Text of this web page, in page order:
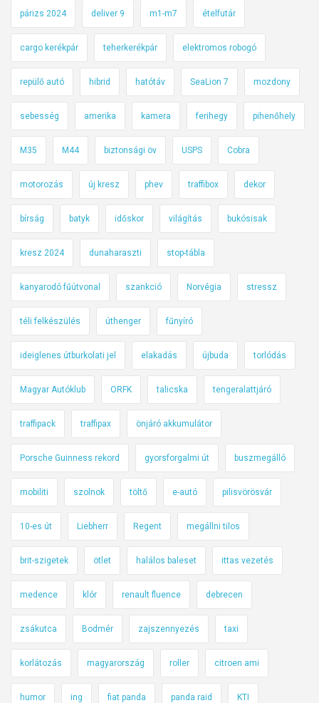
párizs 2024 deliver 9 m1-m7 ételfutár
cargo kerékpár teherkerékpár elektromos robogó
repülő autó hibrid hatótáv SeaLion 7 mozdony
sebesség amerika kamera ferihegy pihenőhely
M35 M44 biztonsági öv USPS Cobra
motorozás új kresz phev traffibox dekor
bírság batyk időskor világítás bukósisak
kresz 2024 dunaharaszti stop-tábla
kanyarodó fűútvonal szankció Norvégia stressz
téli felkészülés úthenger fűnyíró
ideiglenes útburkolati jel elakadás újbuda torlódás
Magyar Autóklub ORFK talicska tengeralattjáró
traffipack traffipax önjáró akkumulátor
Porsche Guinness rekord gyorsforgalmi út buszmegálló
mobiliti szolnok töltő e-autó pilisvörösvár
10-es út Liebherr Regent megállni tilos
brit-szigetek ötlet halálos baleset ittas vezetés
medence klór renault fluence debrecen
zsákutca Bodmér zajszennyezés taxi
korlátozás magyarország roller citroen ami
humor ing fiat panda panda raid KTI